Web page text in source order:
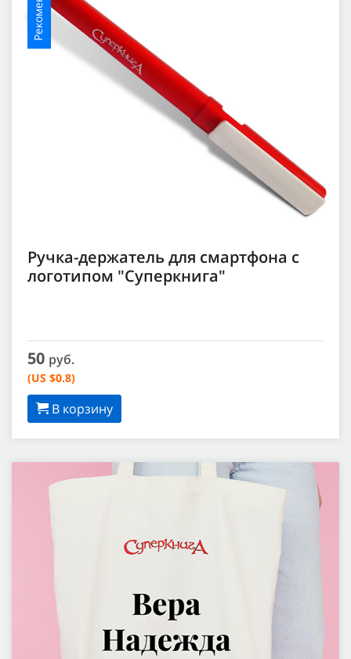
Ручка-держатель для смартфона с
логотипом "Суперкнига"
50 руб.
(US $0.8)
В корзину